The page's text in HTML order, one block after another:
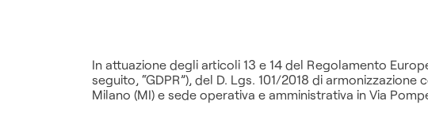
In attuazione degli articoli 13 e 14 del Regolamento
seguito, “GDPR”), del D. Lgs. 101/2018 di armonizzazione
Milano (MI) e sede operativa e amministrativa in Via